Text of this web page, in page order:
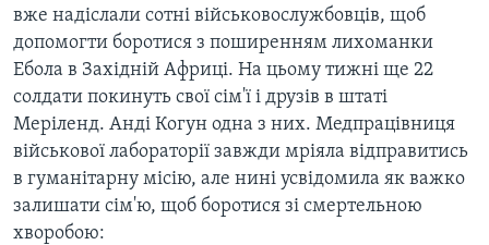
вже надіслали сотні військовослужбовців, щоб
допомогти боротися з поширенням лихоманки
Ебола в Західній Африці. На цьому тижні ще 22
солдати покинуть свої сім'ї і друзів в штаті
Меріленд. Анді Когун одна з них. Медпрацівниця
військової лабораторії завжди мріяла відправитись
в гуманітарну місію, але нині усвідомила як важко
залишати сім'ю, щоб боротися зі смертельною
хворобою: